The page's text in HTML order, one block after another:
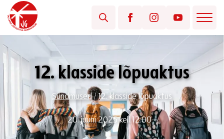
12. klasside lõpuaktus
Sündmused/12. klasside lõpuaktus
20. juuni 2025 kell 12:00 -